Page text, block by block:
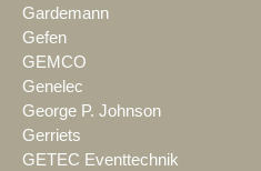
Gardemann
Gefen
GEMCO
Genelec
George P. Johnson
Gerriets
GETEC Eventtechnik